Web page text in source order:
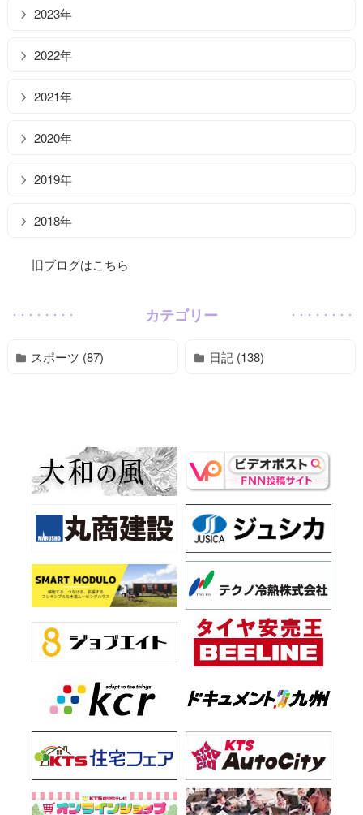
2023年
2022年
2021年
2020年
2019年
2018年
旧ブログはこちら
カテゴリー
スポーツ (87) 日記 (138)